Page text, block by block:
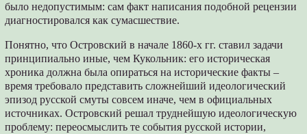
было недопустимым: сам факт написания подобной рецензии
диагностировался как сумасшествие.
Понятно, что Островский в начале 1860-х гг. ставил задачи
принципиально иные, чем Кукольник: его историческая
хроника должна была опираться на исторические факты –
время требовало представить сложнейший идеологический
эпизод русской смуты совсем иначе, чем в официальных
источниках. Островский решал труднейшую идеологическую
проблему: переосмыслить те события русской истории,